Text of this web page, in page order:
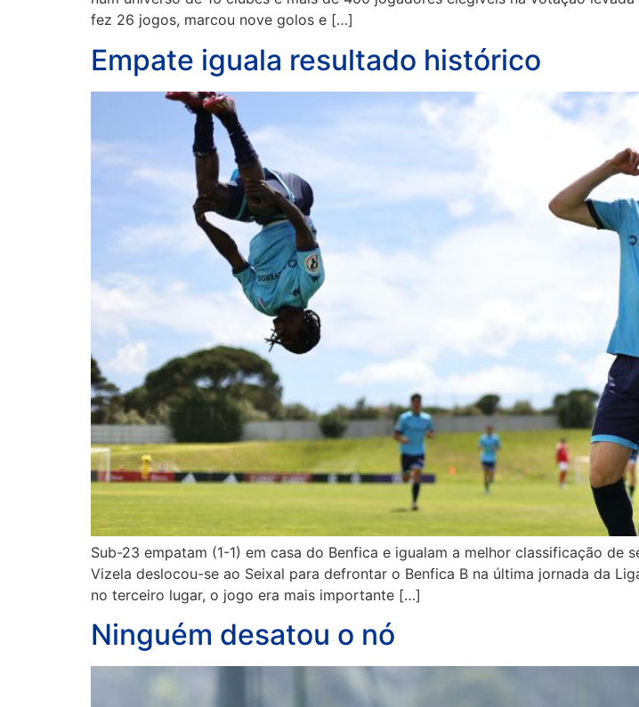
fez 26 jogos, marcou nove golos e […]
Empate iguala resultado histórico
Sub-23 empatam (1-1) em casa do Benfica e igualam a melhor classificação de
Vizela deslocou-se ao Seixal para defrontar o Benfica B na última jornada da
no terceiro lugar, o jogo era mais importante […]
Ninguém desatou o nó